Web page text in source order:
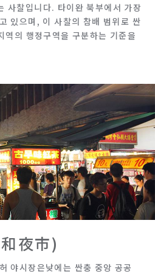
사찰입니다. 타이완 북부에서 가장
있으며, 이 사찰의 참배 범위로 싼
의 행정구역을 구분하는 기준을
夜市)
야시장은낮에는 싼충 중앙 공공